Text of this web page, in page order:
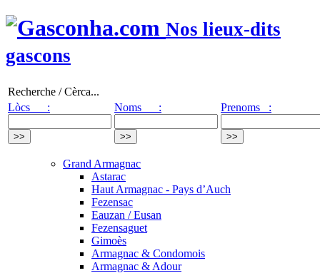
Nos lieux-dits
gascons
Recherche / Cèrca...
Lòcs :
Noms : Prenoms :
Grand Armagnac
Astarac
Haut Armagnac - Pays d’Auch
Fezensac
Eauzan / Eusan
Fezensaguet
Gimoès
Armagnac & Condomois
Armagnac & Adour